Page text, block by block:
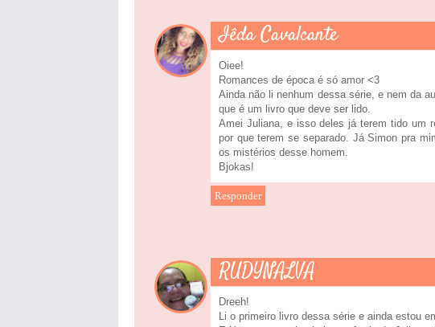
Iêda Cavalcante
Oiee!
Romances de época é só amor <3
Ainda não li nenhum dessa série, e nem da
que é um livro que deve ser lido.
Amei Juliana, e isso deles já terem tido um
por que terem se separado. Já Simon pra
os mistérios desse homem.
Bjokas!
Responder
RUDYNALVA
Dreeh!
Li o primeiro livro dessa série e ainda estou